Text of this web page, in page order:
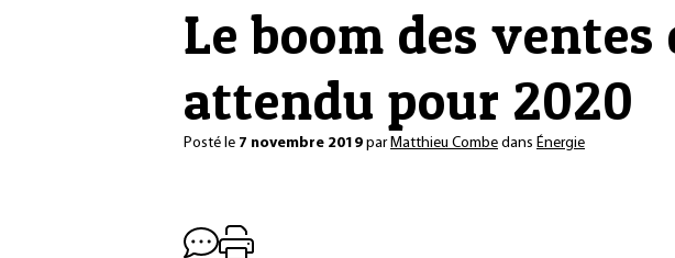
Le boom des
attendu pour 2020
Posté le 7 novembre 2019 par Matthieu Combe dans Énergie